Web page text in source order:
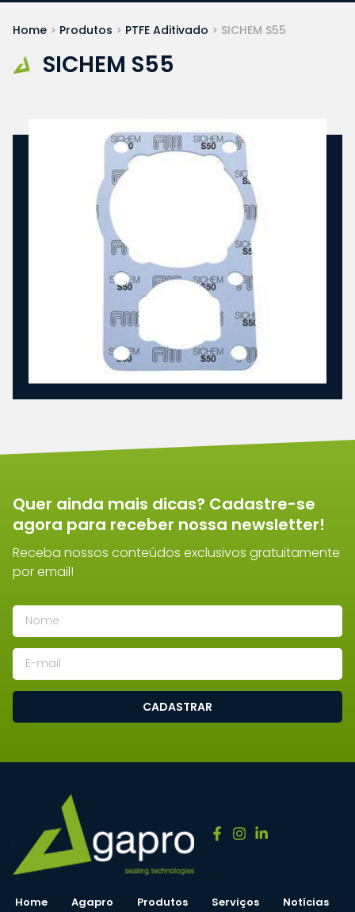
Home > Produtos > PTFE Aditivado > SICHEM S55
SICHEM S55
Quer ainda mais dicas? Cadastre-se
agora para receber nossa newsletter!
Receba nossos conteúdos exclusivos gratuitamente
por email!
CADASTRAR
Home Agapro Produtos Serviços Notícias